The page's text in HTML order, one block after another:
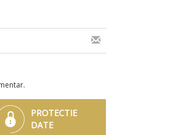
PROTECTIE
DATE